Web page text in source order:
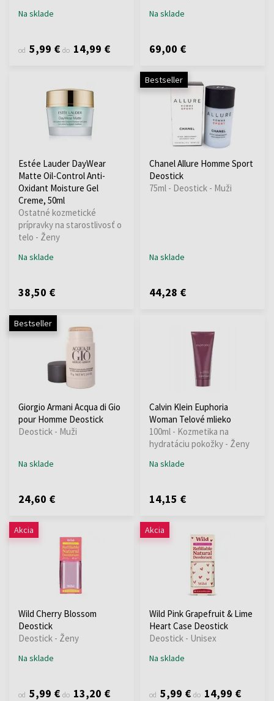
Na sklade
od 5,99 € do 14,99 €
Na sklade
69,00 €
Estée Lauder DayWear
Matte Oil-Control Anti-
Oxidant Moisture Gel
Creme, 50ml
Ostatné kozmetické
prípravky na starostlivosť o
telo - Ženy
Na sklade
38,50 €
Bestseller
Chanel Allure Homme Sport
Deostick
75ml - Deostick - Muži
Na sklade
44,28 €
Bestseller
Giorgio Armani Acqua di Gio
pour Homme Deostick
Deostick - Muži
Na sklade
24,60 €
Calvin Klein Euphoria
Woman Telové mlieko
100ml - Kozmetika na
hydratáciu pokožky - Ženy
Na sklade
14,15 €
Akcia
Wild Cherry Blossom
Deostick
Deostick - Ženy
Na sklade
od 5,99 € do 13,20 €
Akcia
Wild Pink Grapefruit & Lime
Heart Case Deostick
Deostick - Unisex
Na sklade
od 5,99 € do 14,99 €